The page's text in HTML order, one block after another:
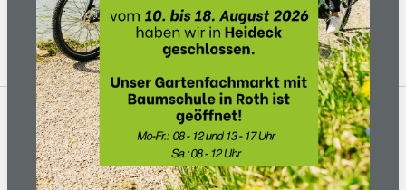
Keine Produkte gefunden.
ÜBER UNS